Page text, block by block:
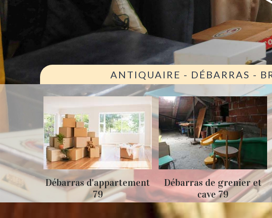
ANTIQUAIRE - DÉBARRAS -
79
Débarras d'appartement
79
Débarras de grenier et
cave 79